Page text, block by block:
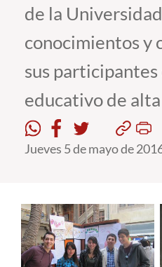
Pregrado
Formación Continua
Estudiantes
Académicos
English
de la
conocimientos y
sus
educativo de
Jueves 5 de mayo de